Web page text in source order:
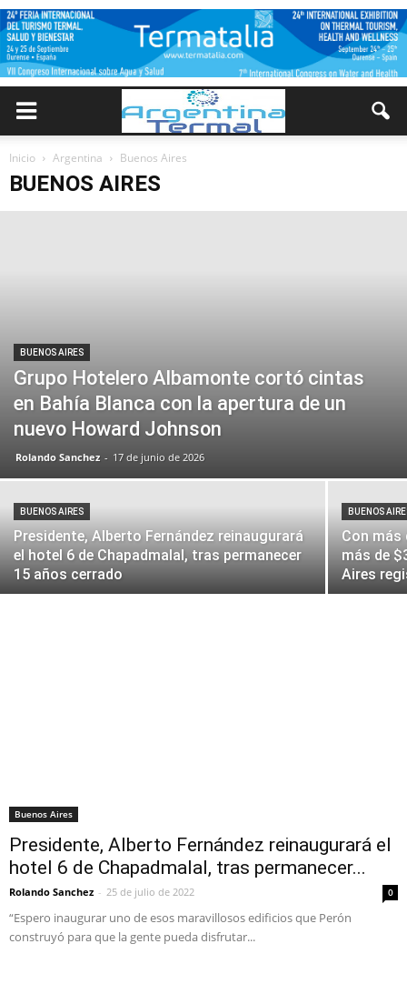
Inicio Argentina Buenos Aires
BUENOS AIRES
BUENOS AIRES
Grupo Hotelero Albamonte cortó cintas
en Bahía Blanca con la apertura de un
nuevo Howard Johnson
Rolando Sanchez - 17 de junio de 2026
BUENOS AIRES
Presidente, Alberto Fernández reinaugurará
el hotel 6 de Chapadmalal, tras permanecer
15 años cerrado
BUENOS
Con más
más de
Aires
Buenos Aires
Presidente, Alberto Fernández reinaugurará el
hotel 6 de Chapadmalal, tras permanecer...
Rolando Sanchez - 25 de julio de 2022 0
“Espero inaugurar uno de esos maravillosos edificios que Perón
construyó para que la gente pueda disfrutar...